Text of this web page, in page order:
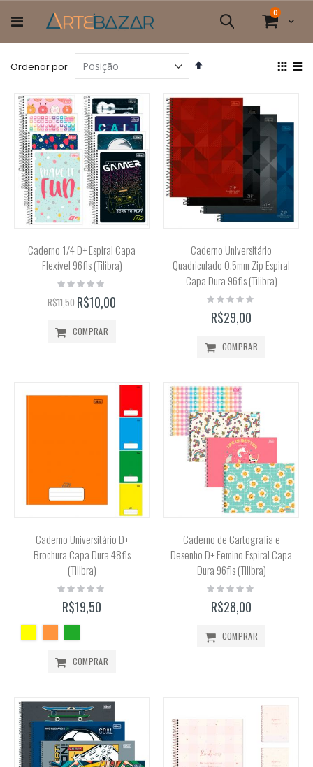
para
o
conteúdo
Cart
0itens
Pesquisa
Ordenar por
Definir
Ver
Caderno 1/4 D+ Espiral Capa
Flexível 96fls (Tilibra)
Rating:
R$11,50 R$10,00
COMPRAR
Caderno Universitário
Quadriculado 0.5mm Zip Espiral
Capa Dura 96fls (Tilibra)
Rating:
R$29,00
COMPRAR
Caderno Universitário D+
Brochura Capa Dura 48fls
(Tilibra)
Rating:
R$19,50
COMPRAR
Caderno de Cartografia e
Desenho D+ Femino Espiral Capa
Dura 96fls (Tilibra)
Rating:
R$28,00
COMPRAR